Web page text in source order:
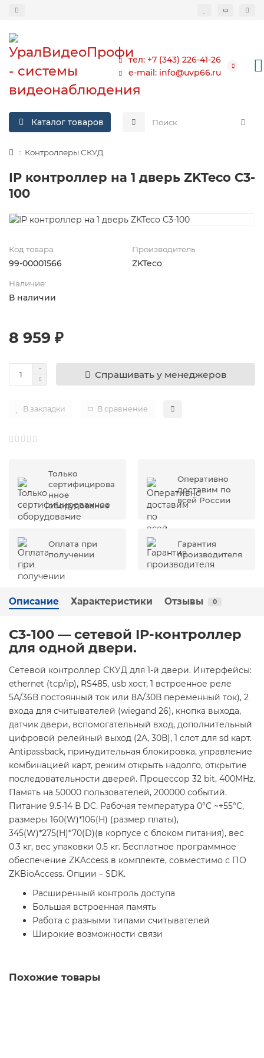
тел: +7 (343) 226-41-26
e-mail: info@uvp66.ru
Каталог товаров
Контроллеры СКУД
IP контроллер на 1 дверь ZKTeco C3-
100
Код товара
99-00001566
Производитель
ZKTeco
Наличие:
В наличии
8 959 ₽
Спрашивать у менеджеров
В закладки В сравнение
Только
сертифицирова
нное
оборудование
Оперативно
доставим по
всей России
Оплата при
получении
Гарантия
производителя
Описание Характеристики Отзывы 0
C3-100 — сетевой IP-контроллер
для одной двери.
Сетевой контроллер СКУД для 1-й двери. Интерфейсы:
ethernet (tcp/ip), RS485, usb хост, 1 встроенное реле
5А/36В постоянный ток или 8А/30В переменный ток), 2
входа для считывателей (wiegand 26), кнопка выхода,
датчик двери, вспомогательный вход, дополнительный
цифровой релейный выход (2A, 30В), 1 слот для sd карт.
Antipassback, принудительная блокировка, управление
комбинацией карт, режим открыть надолго, открытие
последовательности дверей. Процессор 32 bit, 400MHz.
Память на 50000 пользователей, 200000 событий.
Питание 9.5-14 В DC. Рабочая температура 0°С ~+55°С,
размеры 160(W)*106(H) (размер платы),
345(W)*275(H)*70(D)(в корпусе с блоком питания), вес
0.3 кг, вес упаковки 0.5 кг. Бесплатное программное
обеспечение ZKAccess в комплекте, совместимо с ПО
ZKBioAccess. Опции – SDK.
Расширенный контроль доступа
Большая встроенная память
Работа с разными типами считывателей
Широкие возможности связи
Похожие товары